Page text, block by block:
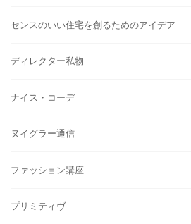
センスのいい住宅を創るためのアイデア
ディレクター私物
ナイス・コーデ
ヌイグラー通信
ファッション講座
プリミティヴ